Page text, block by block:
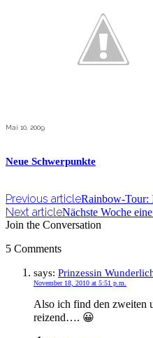
Mai 10, 2009
Neue Schwerpunkte
Previous articleRainbow-Tour:
Next articleNächste Woche
Join the Conversation
5 Comments
says: Prinzessin
November 18, 2010 at 5:51 p.m.
Also ich find den zweiten
reizend…. 😀